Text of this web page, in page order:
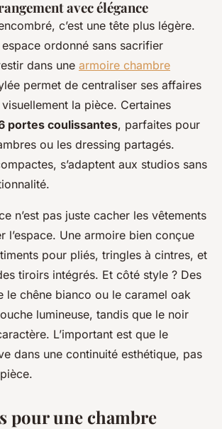
avec élégance
c’est une tête plus légère.
ordonné sans sacrifier
dans une armoire chambre
permet de centraliser ses affaires
la pièce. Certaines
portes coulissantes, parfaites pour
ou les dressing partagés.
s’adaptent aux studios sans
n’est pas juste cacher les vêtements
l’espace. Une armoire bien conçue
pour pliés, tringles à cintres, et
tiroirs intégrés. Et côté style ? Des
le chêne bianco ou le caramel oak
lumineuse, tandis que le noir
L’important est que le
dans une continuité esthétique, pas
pour une chambre